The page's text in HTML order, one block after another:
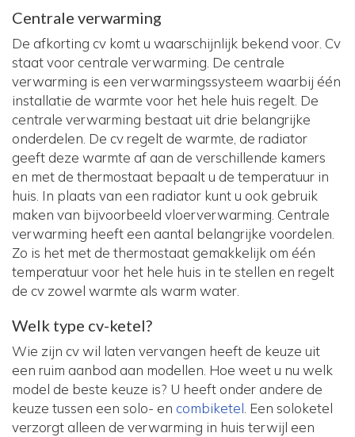
Centrale verwarming
De afkorting cv komt u waarschijnlijk bekend voor. Cv
staat voor centrale verwarming. De centrale
verwarming is een verwarmingssysteem waarbij één
installatie de warmte voor het hele huis regelt. De
centrale verwarming bestaat uit drie belangrijke
onderdelen. De cv regelt de warmte, de radiator
geeft deze warmte af aan de verschillende kamers
en met de thermostaat bepaalt u de temperatuur in
huis. In plaats van een radiator kunt u ook gebruik
maken van bijvoorbeeld vloerverwarming. Centrale
verwarming heeft een aantal belangrijke voordelen.
Zo is het met de thermostaat gemakkelijk om één
temperatuur voor het hele huis in te stellen en regelt
de cv zowel warmte als warm water.
Welk type cv-ketel?
Wie zijn cv wil laten vervangen heeft de keuze uit
een ruim aanbod aan modellen. Hoe weet u nu welk
model de beste keuze is? U heeft onder andere de
keuze tussen een solo- en combiketel . Een soloketel
verzorgt alleen de verwarming in huis terwijl een